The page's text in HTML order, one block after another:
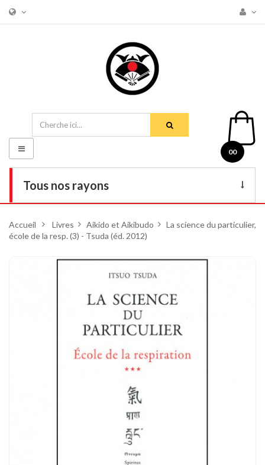
00
Tous nos rayons
DVD
Armes
Chaussures
Protections
Cible de frappe
Basculer
la
navigation
Accueil > Livres > Aikido et Aikibudo > La science du particulier,
école de la resp. (3) - Tsuda (éd. 2012)